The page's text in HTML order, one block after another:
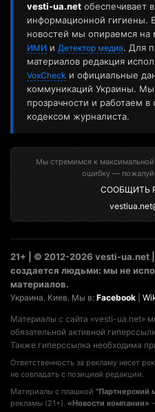
vesti-ua.net обеспечивает
информационной гигиены.
новостей мы опираемся
ИМИ и Детектор медиа. Для
материалов редакция
VoxCheck и официальные
коммуникаций Украины.
прозрачности и работаем в
кодексом журналиста.
Мы стремимся к
ошибку —
СООБЩИТЬ
21+ | © 2012-2026 vesti-ua.net
создается людьми: мы не
материалов.
Украина. Киев. Мы в: Facebook
Материалы с сайта «vesti-ua.net»
обязательной активной
Также гиперссылка необходима
Ответственность за рекламу несет
не совпадать с позицией редакции.
Материалы с плашкой "Партнерский
рекламы (21+). «Новости компании»